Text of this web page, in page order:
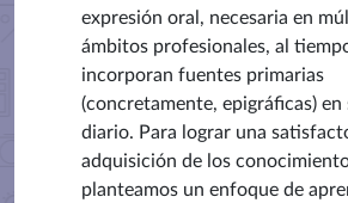
expresión oral, necesaria en
ámbitos profesionales, al
incorporan fuentes primarias
(concretamente, epigráficas)
diario. Para lograr una
adquisición de los
planteamos un enfoque de